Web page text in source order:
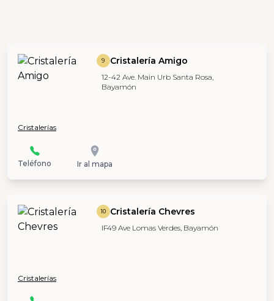
9 Cristalería Amigo
12-42 Ave. Main Urb Santa Rosa,
Bayamón
Cristalerías
Teléfono Ir al mapa
10 Cristalería Chevres
IF49 Ave Lomas Verdes, Bayamón
Cristalerías